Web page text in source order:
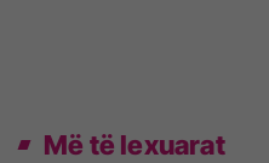
Më të lexuarat